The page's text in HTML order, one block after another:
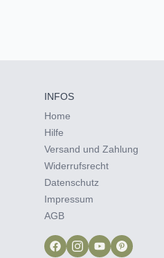
INFOS
Home
Hilfe
Versand und Zahlung
Widerrufsrecht
Datenschutz
Impressum
AGB